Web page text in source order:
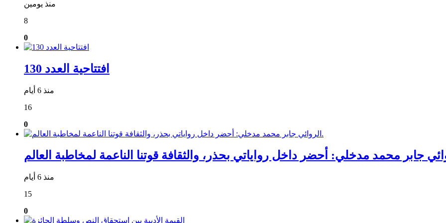
منذ يومين
8
0
افتتاحية العدد 130
منذ 6 أيام
16
0
منذ 6 أيام
15
0